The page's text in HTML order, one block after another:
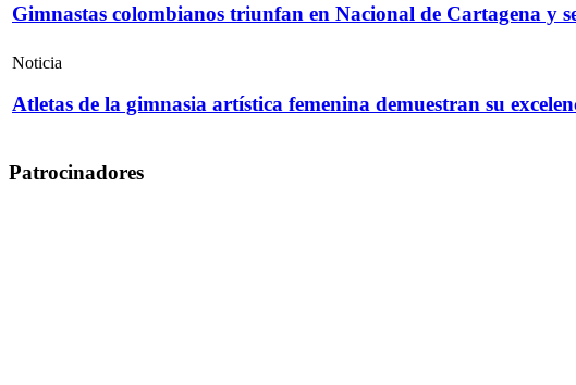
Gimnastas colombianos triunfan en Nacional de Cartagena y
Noticia
Atletas de la gimnasia artística femenina demuestran su
Patrocinadores